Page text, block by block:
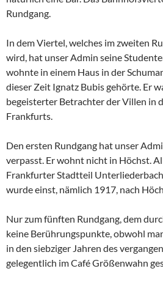
Rundgang.
In dem Viertel, welches im zweiten
wird, hat unser Admin seine
wohnte in einem Haus in der
dieser Zeit Ignatz Bubis gehörte. Er
begeisterter Betrachter der Villen in
Frankfurts.
Den ersten Rundgang hat unser
verpasst. Er wohnt nicht in Höchst.
Frankfurter Stadtteil
wurde einst, nämlich 1917, nach
Nur zum fünften Rundgang, dem
keine Berührungspunkte, obwohl
in den siebziger Jahren des
gelegentlich im Café Größenwahn